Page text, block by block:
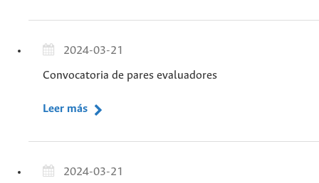
2024-03-21
Convocatoria de pares evaluadores
Leer más
2024-03-21